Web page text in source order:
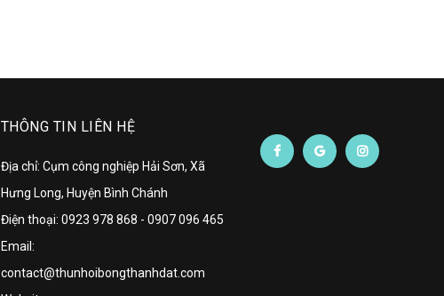
THÔNG TIN LIÊN HỆ
Địa chỉ: Cụm công nghiệp Hải Sơn, Xã
Hưng Long, Huyện Bình Chánh
Điện thoại: 0923 978 868 - 0907 096 465
Email:
contact@thunhoibongthanhdat.com